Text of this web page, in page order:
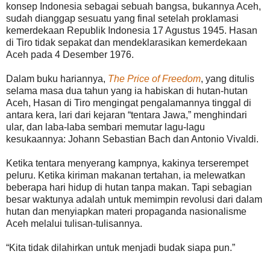
konsep Indonesia sebagai sebuah bangsa, bukannya Aceh,
sudah dianggap sesuatu yang final setelah proklamasi
kemerdekaan Republik Indonesia 17 Agustus 1945. Hasan
di Tiro tidak sepakat dan mendeklarasikan kemerdekaan
Aceh pada 4 Desember 1976.
Dalam buku hariannya, The Price of Freedom, yang ditulis
selama masa dua tahun yang ia habiskan di hutan-hutan
Aceh, Hasan di Tiro mengingat pengalamannya tinggal di
antara kera, lari dari kejaran “tentara Jawa,” menghindari
ular, dan laba-laba sembari memutar lagu-lagu
kesukaannya: Johann Sebastian Bach dan Antonio Vivaldi.
Ketika tentara menyerang kampnya, kakinya terserempet
peluru. Ketika kiriman makanan tertahan, ia melewatkan
beberapa hari hidup di hutan tanpa makan. Tapi sebagian
besar waktunya adalah untuk memimpin revolusi dari dalam
hutan dan menyiapkan materi propaganda nasionalisme
Aceh melalui tulisan-tulisannya.
“Kita tidak dilahirkan untuk menjadi budak siapa pun.”